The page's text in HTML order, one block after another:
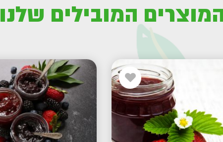
המובילים שלנו